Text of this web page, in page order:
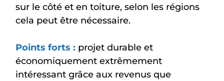
sur le côté et en toiture, selon les régions
cela peut être nécessaire.
Points forts : projet durable et
économiquement extrêmement
intéressant grâce aux revenus que